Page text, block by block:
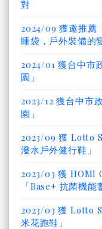
對
2024/09 獲邀推薦
睡袋，戶外裝備的
2024/01 獲台中市
園」
2023/12 獲台中市
園」
2023/09 獲 Lotto
潑水戶外健行鞋」
2023/03 獲 HOMI
「Base+ 抗菌機能
2023/03 獲 Lotto
米花跑鞋」